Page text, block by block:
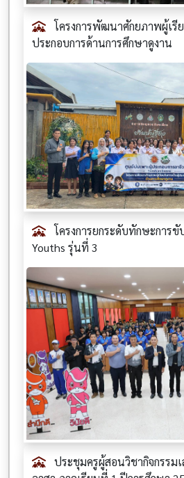
โครงการพัฒนาศักยภาพผู้เรี
ประกอบการด้านการศึกษาดูงาน
โครงการยกระดับทักษะการขั
Youths รุ่นที่ 3
ประชุมครูผู้สอนวิชากิจกรรม